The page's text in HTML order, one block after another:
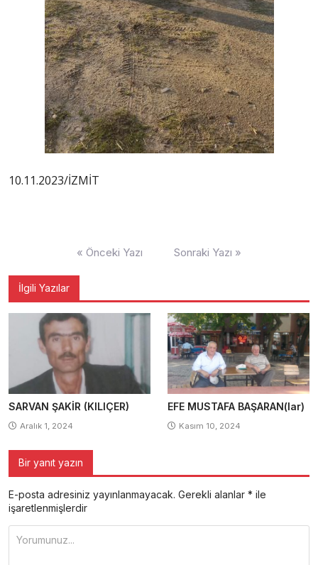
10.11.2023/İZMİT
« Önceki Yazı Sonraki Yazı »
İlgili Yazılar
SARVAN ŞAKİR (KILIÇER)
Aralık 1, 2024
EFE MUSTAFA BAŞARAN(lar)
Kasım 10, 2024
Bir yanıt yazın
E-posta adresiniz yayınlanmayacak. Gerekli alanlar * ile
işaretlenmişlerdir